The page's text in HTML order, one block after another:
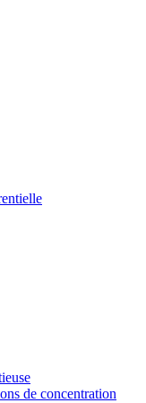
de concentration